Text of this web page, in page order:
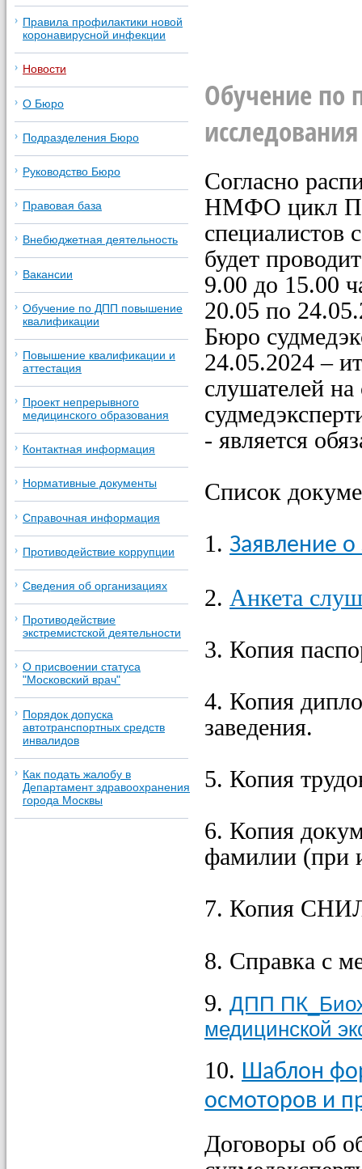
Обучение по
Согласно
НМФО цикл ПК
специалистов
будет
9.00 до 15.00
20.05 по
Бюро
24.05.2024‒
слушателей
- является
Список
1. Заявление
2. Анкета
3. Копия
4. Копия
заведения.
5. Копия
6. Копия
фамилии (при
7. Копия
8. Справка с
9. ДПП
медицинской
10. Шаблон
осмоторов и
Договоры об
Правила профилактики новой
коронавирусной инфекции
Новости
О Бюро
Подразделения Бюро
Руководство Бюро
Правовая база
Внебюджетная деятельность
Вакансии
Обучение по ДПП повышение
квалификации
Повышение квалификации и
аттестация
Проект непрерывного
медицинского образования
Контактная информация
Нормативные документы
Справочная информация
Противодействие коррупции
Сведения об организациях
Противодействие
экстремистской деятельности
О присвоении статуса
"Московский врач"
Порядок допуска
автотранспортных средств
инвалидов
Как подать жалобу в
Департамент здравоохранения
города Москвы